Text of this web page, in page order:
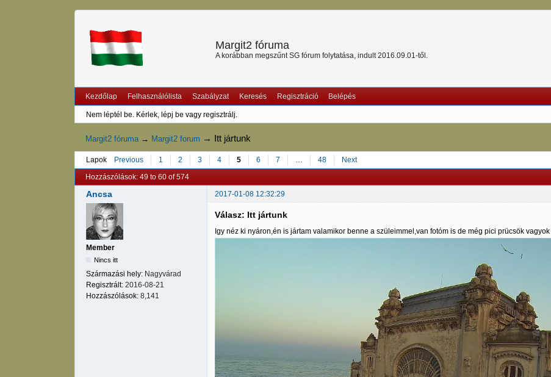
Margit2 fóruma
A korábban megszűnt SG fórum folytatása, indult 2016.09.01-től.
Kezdőlap Felhasználólista Szabályzat Keresés Regisztráció Belépés
Nem léptél be. Kérlek, lépj be vagy regisztrálj.
Margit2 fóruma → Margit2 forum → Itt jártunk
Lapok Previous 1 2 3 4 5 6 7 … 48 Next
Hozzászólások: 49 to 60 of 574
Ancsa 2017-01-08 12:32:29
Member
Nincs itt
Származási hely: Nagyvárad
Regisztrált: 2016-08-21
Hozzászólások: 8,141
Válasz: Itt jártunk
Igy néz ki nyáron,én is jártam valamikor benne a szüleimmel,van fotóm is de még pici prücsök vagyok